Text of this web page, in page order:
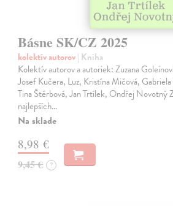
Básne SK/CZ 2025
kolektív autorov| Kniha
Kolektív autorov a autoriek: Zuzana
Josef Kučera, Luz, Kristína Mičová,
Tina Štěrbová, Jan Trtílek, Ondřej Novotný
najlepších…
Na sklade
8,98 €
9,45 € ?